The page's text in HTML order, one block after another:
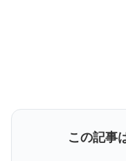
この記事